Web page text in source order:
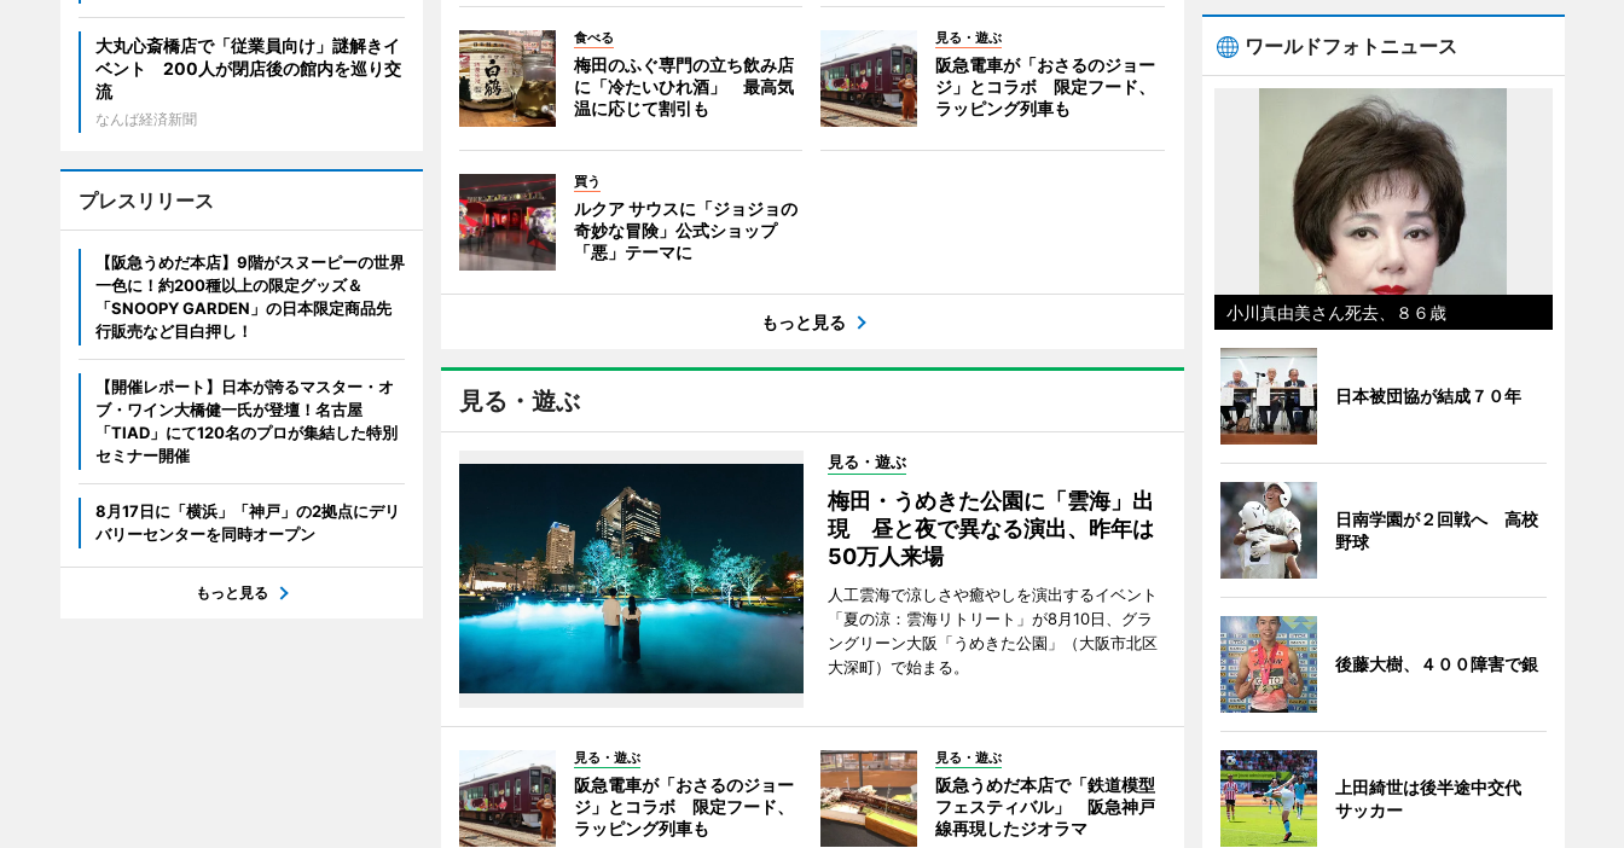
食べる
梅田のふぐ専門の立ち飲み店
に「冷たいひれ酒」 最高気
温に応じて割引も
見る・遊ぶ
阪急電車が「おさるのジョー
ジ」とコラボ 限定フード、
ラッピング列車も
買う
ルクア サウスに「ジョジョの
奇妙な冒険」公式ショップ
「悪」テーマに
もっと見る
見る・遊ぶ
見る・遊ぶ
梅田・うめきた公園に「雲海」出
現 昼と夜で異なる演出、昨年は
50万人来場
人工雲海で涼しさや癒やしを演出するイベント
「夏の涼：雲海リトリート」が8月10日、グラ
ングリーン大阪「うめきた公園」（大阪市北区
大深町）で始まる。
見る・遊ぶ
阪急電車が「おさるのジョー
ジ」とコラボ 限定フード、
ラッピング列車も
見る・遊ぶ
阪急うめだ本店で「鉄道模型
フェスティバル」 阪急神戸
線再現したジオラマ
大丸心斎橋店で「従業員向け」謎解きイ
ベント 200人が閉店後の館内を巡り交
流
なんば経済新聞
プレスリリース
【阪急うめだ本店】9階がスヌーピーの世界
一色に！約200種以上の限定グッズ＆
「SNOOPY GARDEN」の日本限定商品先
行販売など目白押し！
【開催レポート】日本が誇るマスター・オ
ブ・ワイン大橋健一氏が登壇！名古屋
「TIAD」にて120名のプロが集結した特別
セミナー開催
8月17日に「横浜」「神戸」の2拠点にデリ
バリーセンターを同時オープン
もっと見る
ワールドフォトニュース
小川真由美さん死去、８６歳
日本被団協が結成７０年
日南学園が２回戦へ 高校
野球
後藤大樹、４００障害で銀
上田綺世は後半途中交代
サッカー